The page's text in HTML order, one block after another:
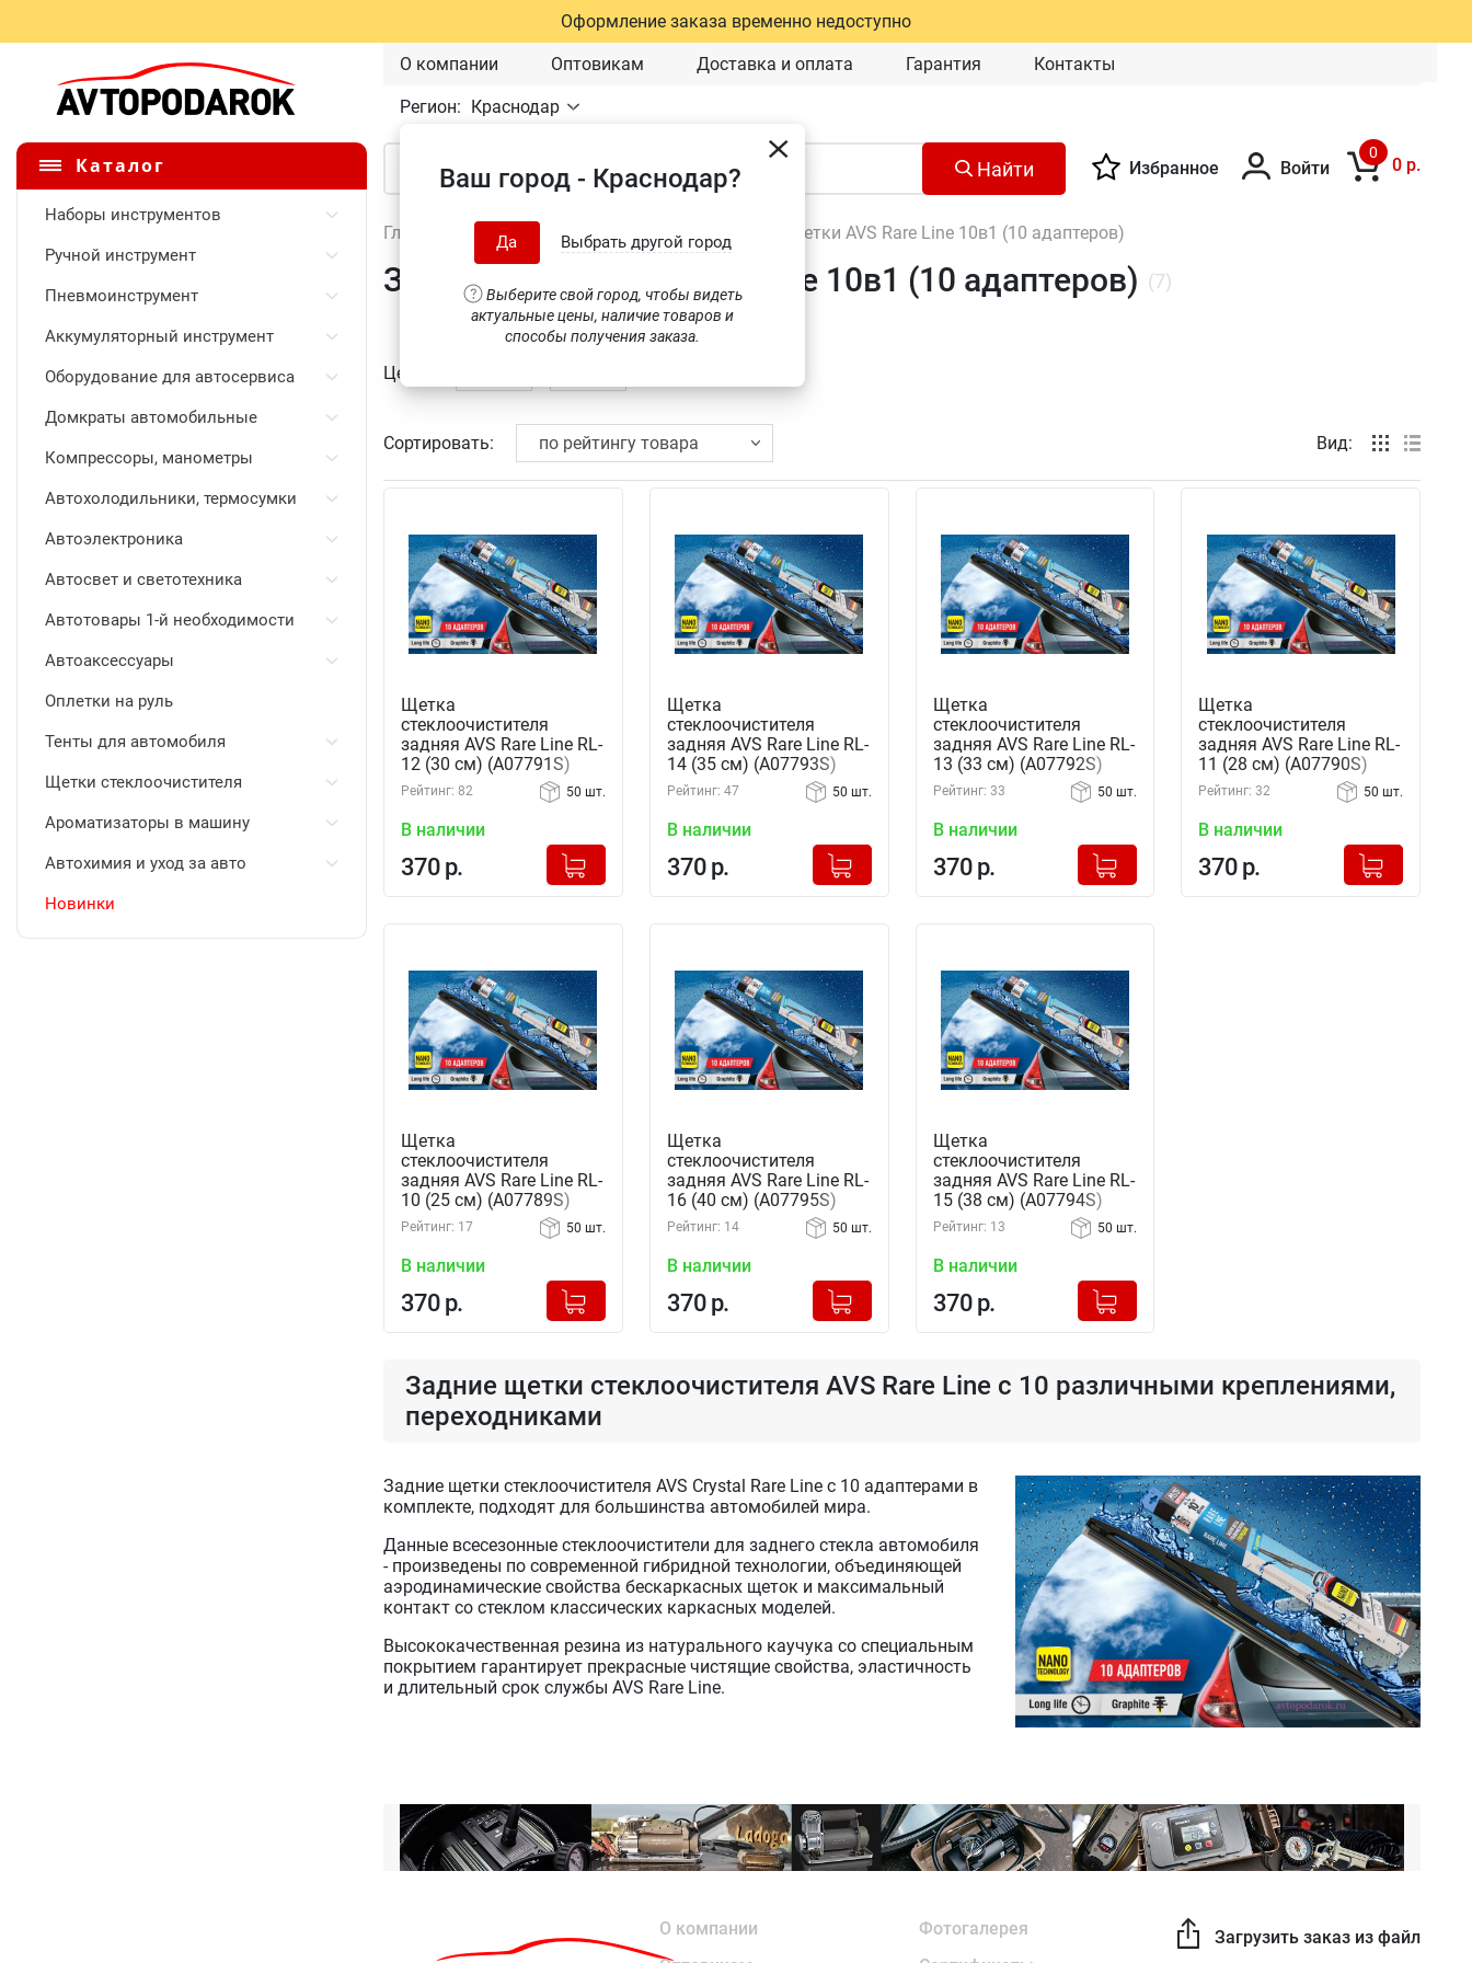
Оформление заказа временно недоступно
О компании Оптовикам Доставка и оплата Гарантия Контакты
Регион: Краснодар
Ваш город - Краснодар?
Да Выбрать другой город
Выберите свой город, чтобы видеть
актуальные цены, наличие товаров и
способы получения заказа.
Каталог
Наборы инструментов
Ручной инструмент
Пневмоинструмент
Аккумуляторный инструмент
Оборудование для автосервиса
Домкраты автомобильные
Компрессоры, манометры
Автохолодильники, термосумки
Автоэлектроника
Автосвет и светотехника
Автотовары 1-й необходимости
Автоаксессуары
Оплетки на руль
Тенты для автомобиля
Щетки стеклоочистителя
Ароматизаторы в машину
Автохимия и уход за авто
Новинки
Найти Избранное Войти
0
0 р.
Главная Щетки стеклоочистителя Задние щетки AVS Rare Line 10в1 (10 адаптеров)
Задние щетки AVS Rare Line 10в1 (10 адаптеров) (7)
Цена
Сортировать: Вид:
Щетка
стеклоочистителя
задняя AVS Rare Line RL-
12 (30 см) (A07791S)
Рейтинг: 82 50 шт.
В наличии
370 р.
+
Добавлено в корзину
Щетка
стеклоочистителя
задняя AVS Rare Line RL-
14 (35 см) (A07793S)
Рейтинг: 47 50 шт.
В наличии
370 р.
+
Добавлено в корзину
Щетка
стеклоочистителя
задняя AVS Rare Line RL-
13 (33 см) (A07792S)
Рейтинг: 33 50 шт.
В наличии
370 р.
+
Добавлено в корзину
Щетка
стеклоочистителя
задняя AVS Rare Line RL-
11 (28 см) (A07790S)
Рейтинг: 32 50 шт.
В наличии
370 р.
+
Добавлено в корзину
Щетка
стеклоочистителя
задняя AVS Rare Line RL-
10 (25 см) (A07789S)
Рейтинг: 17 50 шт.
В наличии
370 р.
+
Добавлено в корзину
Щетка
стеклоочистителя
задняя AVS Rare Line RL-
16 (40 см) (A07795S)
Рейтинг: 14 50 шт.
В наличии
370 р.
+
Добавлено в корзину
Щетка
стеклоочистителя
задняя AVS Rare Line RL-
15 (38 см) (A07794S)
Рейтинг: 13 50 шт.
В наличии
370 р.
+
Добавлено в корзину
Задние щетки стеклоочистителя AVS Rare Line с 10 различными креплениями,
переходниками
Задние щетки стеклоочистителя AVS Crystal Rare Line с 10 адаптерами в
комплекте, подходят для большинства автомобилей мира.
Данные всесезонные стеклоочистители для заднего стекла автомобиля
- произведены по современной гибридной технологии, объединяющей
аэродинамические свойства бескаркасных щеток и максимальный
контакт со стеклом классических каркасных моделей.
Высококачественная резина из натурального каучука со специальным
покрытием гарантирует прекрасные чистящие свойства, эластичность
и длительный срок службы AVS Rare Line.
О компании
Фотогалерея
Загрузить заказ из файла